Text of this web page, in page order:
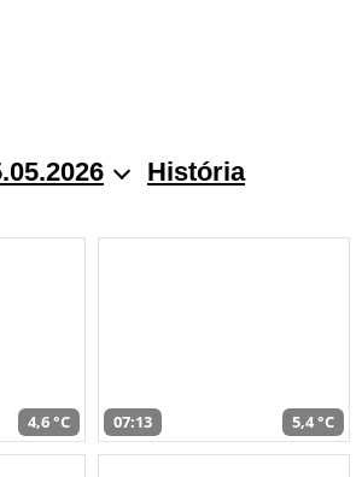
História
4,6 °C 07:13 5,4 °C